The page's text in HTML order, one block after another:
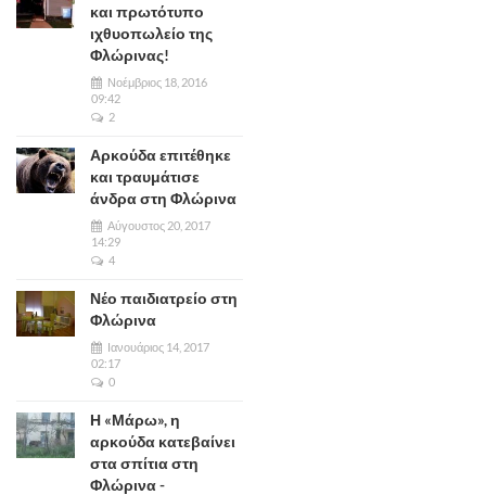
και πρωτότυπο
ιχθυοπωλείο της
Φλώρινας!
Νοέμβριος 18, 2016
09:42
2
Αρκούδα επιτέθηκε
και τραυμάτισε
άνδρα στη Φλώρινα
Αύγουστος 20, 2017
14:29
4
Νέο παιδιατρείο στη
Φλώρινα
Ιανουάριος 14, 2017
02:17
0
Η «Μάρω», η
αρκούδα κατεβαίνει
στα σπίτια στη
Φλώρινα -